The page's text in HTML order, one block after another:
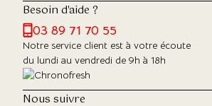
Besoin d'aide ?
03 89 71 70 55
Notre service client est à votre écoute
du lundi au vendredi de 9h à 18h
Nous suivre